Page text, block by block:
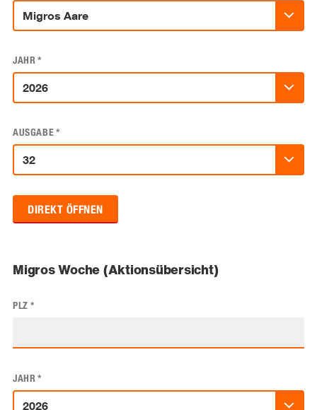
JAHR*
AUSGABE*
DIREKT ÖFFNEN
Migros Woche (Aktionsübersicht)
PLZ *
JAHR*